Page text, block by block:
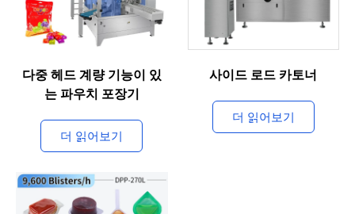
다중 헤드 계량 기능이 있
는 파우치 포장기
더 읽어보기
사이드 로드 카토너
더 읽어보기